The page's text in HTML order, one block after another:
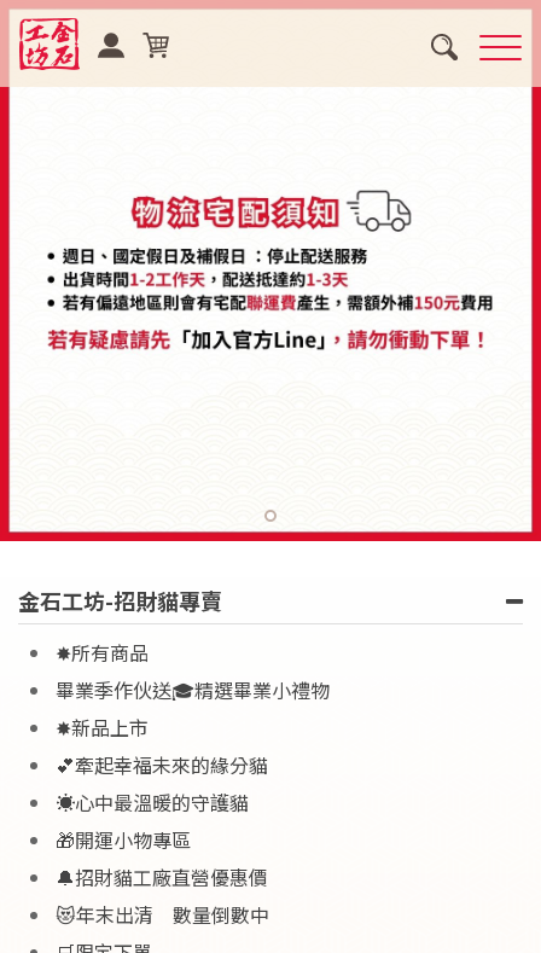
金石工坊-招財貓專賣
✸所有商品
畢業季作伙送🎓精選畢業小禮物
✸新品上市
💕牽起幸福未來的緣分貓
☀️心中最溫暖的守護貓
🎁開運小物專區
🔔招財貓工廠直營優惠價
😻年末出清 數量倒數中